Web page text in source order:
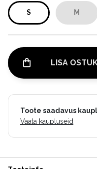
S M
LISA
Toote saadavus
Vaata kaupluseid